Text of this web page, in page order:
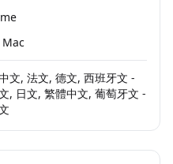
文, 法文, 德文, 西班牙文 -
, 日文, 繁體中文, 葡萄牙文 -